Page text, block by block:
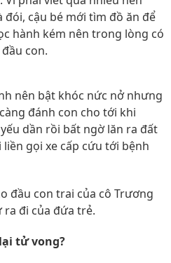
cậu bé mới tìm đồ ăn để
hành kém nên trong lòng có
con.
nên bật khóc nức nở nhưng
đánh con cho tới khi
dần rồi bất ngờ lăn ra đất
gọi xe cấp cứu tới bệnh
đầu con trai của cô Trương
ra đi của đứa trẻ.
tử vong?